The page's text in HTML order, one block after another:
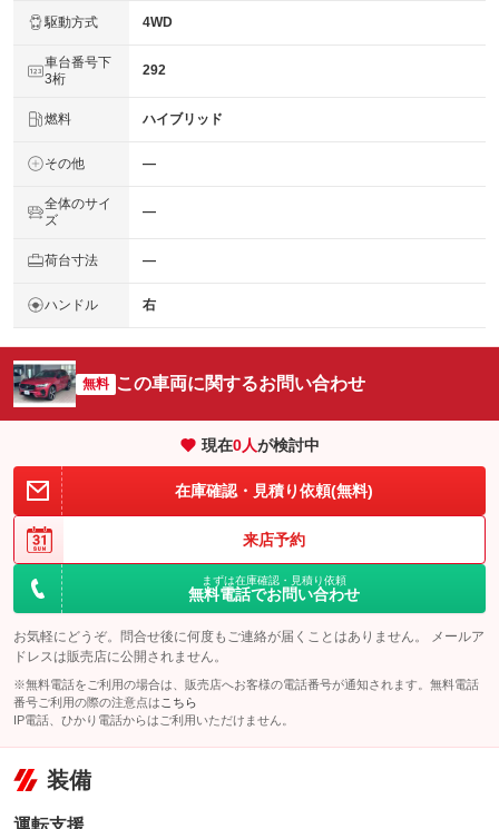
駆動方式 4WD
車台番号下
3桁
292
燃料 ハイブリッド
その他 ―
全体のサイ
ズ
―
荷台寸法 ―
ハンドル 右
無料 この車両に関するお問い合わせ
現在0人が検討中
在庫確認・見積り依頼(無料)
来店予約
まずは在庫確認・見積り依頼
無料電話でお問い合わせ
お気軽にどうぞ。問合せ後に何度もご連絡が届くことはありません。 メールア
ドレスは販売店に公開されません。
※無料電話をご利用の場合は、販売店へお客様の電話番号が通知されます。無料電話
番号ご利用の際の注意点は こちら
IP電話、ひかり電話からはご利用いただけません。
装備
運転支援